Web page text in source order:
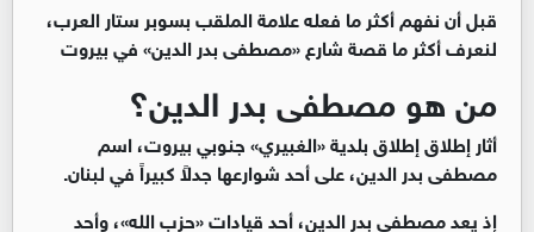
قبل أن نفهم أكثر ما فعله علامة الملقب بسوبر ستار العرب،
لنعرف أكثر ما قصة شارع «مصطفى بدر الدين» في بيروت
من هو مصطفى بدر الدين؟
أثار إطلاق إطلاق بلدية «الغبيري» جنوبي بيروت، اسم
مصطفى بدر الدين، على أحد شوارعها جدلاً كبيراً في لبنان.
إذ يعد مصطفى بدر الدين، أحد قيادات «حزب الله»، وأحد